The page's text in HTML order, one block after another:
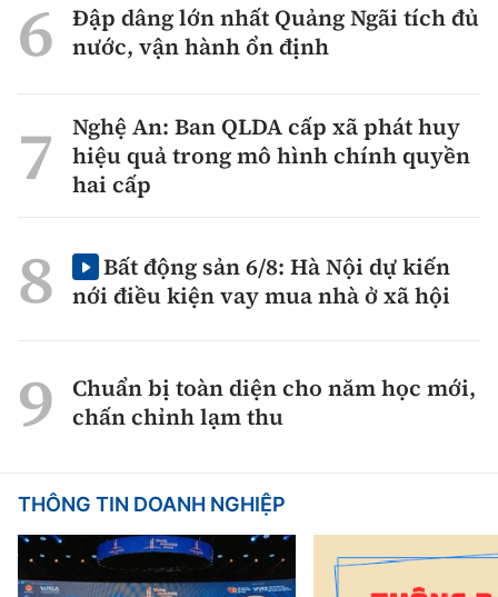
Đập dâng lớn nhất Quảng Ngãi tích đủ
nước, vận hành ổn định
Nghệ An: Ban QLDA cấp xã phát huy
hiệu quả trong mô hình chính quyền
hai cấp
Bất động sản 6/8: Hà Nội dự kiến
nới điều kiện vay mua nhà ở xã hội
Chuẩn bị toàn diện cho năm học mới,
chấn chỉnh lạm thu
THÔNG TIN DOANH NGHIỆP